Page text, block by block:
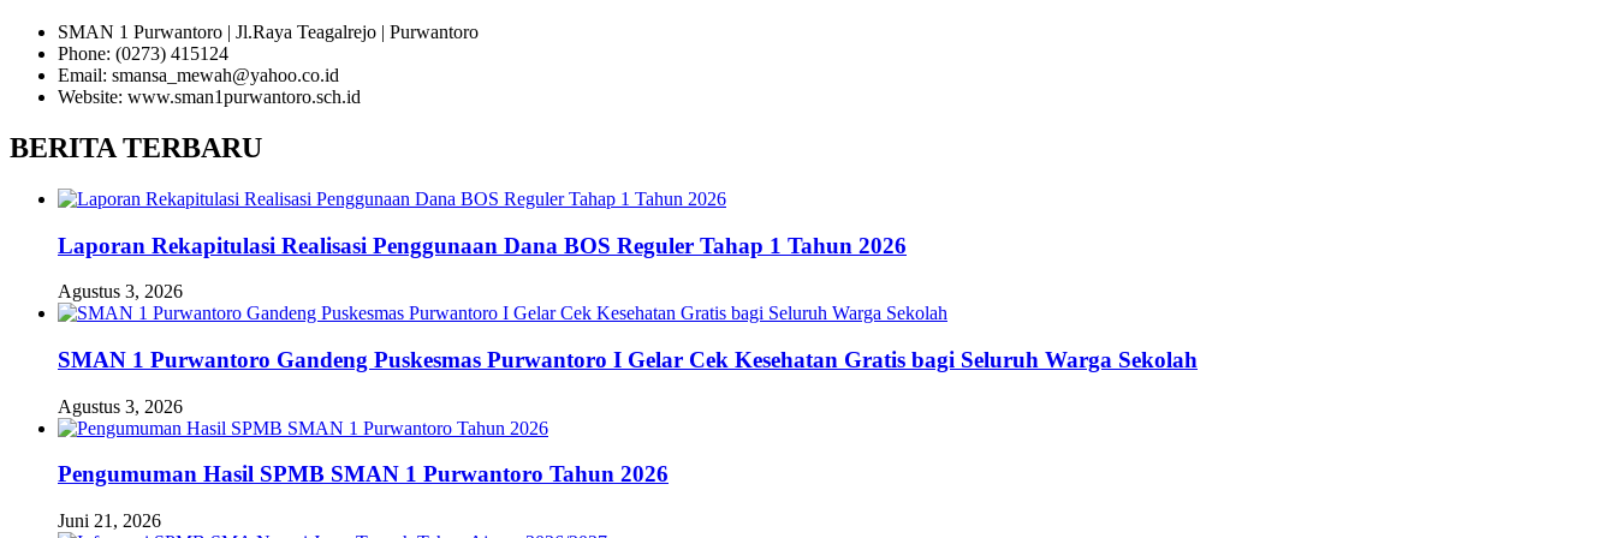
SMAN 1 Purwantoro | Jl.Raya Teagalrejo | Purwantoro
Phone: (0273) 415124
Email: smansa_mewah@yahoo.co.id
Website: www.sman1purwantoro.sch.id
BERITA TERBARU
Laporan Rekapitulasi Realisasi Penggunaan Dana BOS Reguler Tahap 1 Tahun 2026
Agustus 3, 2026
SMAN 1 Purwantoro Gandeng Puskesmas Purwantoro I Gelar Cek Kesehatan Gratis bagi Seluruh Warga Sekolah
Agustus 3, 2026
Pengumuman Hasil SPMB SMAN 1 Purwantoro Tahun 2026
Juni 21, 2026